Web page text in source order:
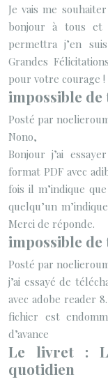
Je vais me
bonjour à tous et
permettra j’en
Grandes
pour votre courage !
impossible
Posté par
Nono,
Bonjour j’ai
format PDF avec
fois il m’indique
quelqu’un
Merci de réponde.
impossible
Posté par
j’ai essayé de
avec adobe reader
fichier est
d’avance
Le livret :
quotidien